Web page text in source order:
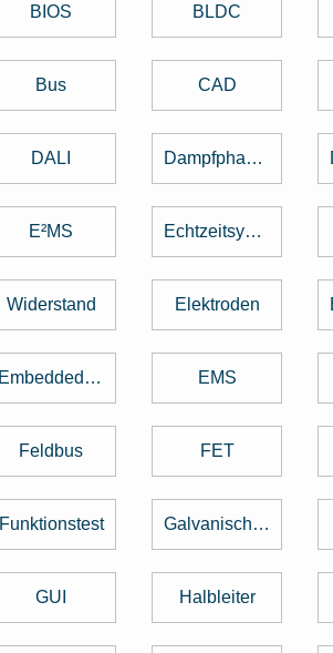
BIOS BLDC
Bus CAD
DALI Dampfphasenlöten
E²MS Echtzeitsystem
Widerstand Elektroden
Embedded System EMS
Feldbus FET
Funktionstest Galvanische Trennung
GUI Halbleiter